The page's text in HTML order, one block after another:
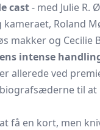
cast- med Julie R.
Roland
makker og Cecilie
intense
allerede ved
til at
få en kort, men